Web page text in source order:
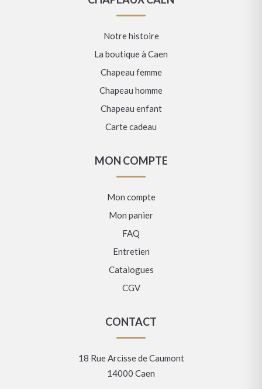
Notre histoire
La boutique à Caen
Chapeau femme
Chapeau homme
Chapeau enfant
Carte cadeau
MON COMPTE
Mon compte
Mon panier
FAQ
Entretien
Catalogues
CGV
CONTACT
18 Rue Arcisse de Caumont
14000 Caen